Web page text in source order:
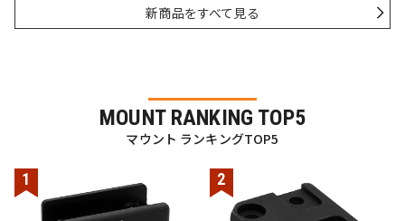
新商品をすべて見る
MOUNT RANKING TOP5
マウント ランキングTOP5